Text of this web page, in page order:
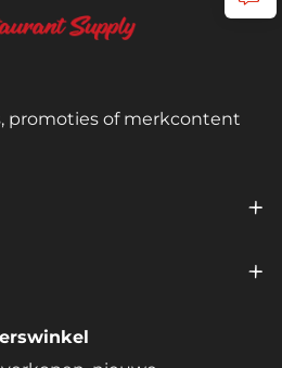
promoties of merkcontent